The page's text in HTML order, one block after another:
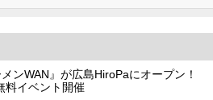
ンWAN』が広島HiroPaにオープン！
料イベント開催